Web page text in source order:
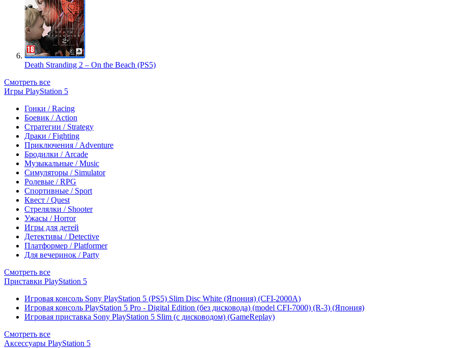
Death Stranding 2 – On the Beach (PS5)
Смотреть все
Игры PlayStation 5
Гонки / Racing
Боевик / Action
Стратегии / Strategy
Драки / Fighting
Приключения / Adventure
Бродилки / Arcade
Музыкальные / Music
Симуляторы / Simulator
Ролевые / RPG
Спортивные / Sport
Квест / Quest
Стрелялки / Shooter
Ужасы / Horror
Игры для детей
Детективы / Detective
Платформер / Platformer
Для вечеринок / Party
Смотреть все
Приставки PlayStation 5
Игровая консоль Sony PlayStation 5 (PS5) Slim Disc White (Япония) (CFI-2000A)
Игровая консоль PlayStation 5 Pro - Digital Edition (без дисковода) (model CFI-7000) (R-3) (Япония)
Игровая приставка Sony PlayStation 5 Slim (с дисководом) (GameReplay)
Смотреть все
Аксессуары PlayStation 5